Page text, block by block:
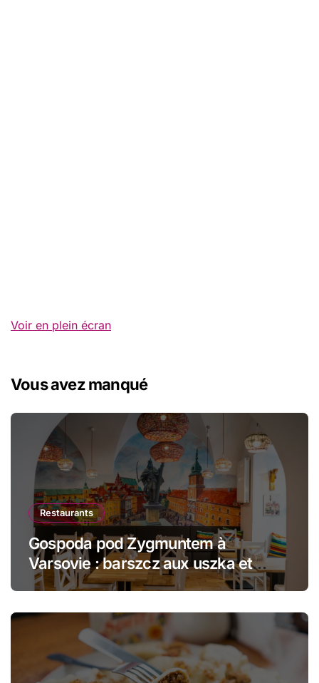
Voir en plein écran
Vous avez manqué
Restaurants
Gospoda pod Zygmuntem à
Varsovie : barszcz aux uszka et
pierogi face au Château Royal